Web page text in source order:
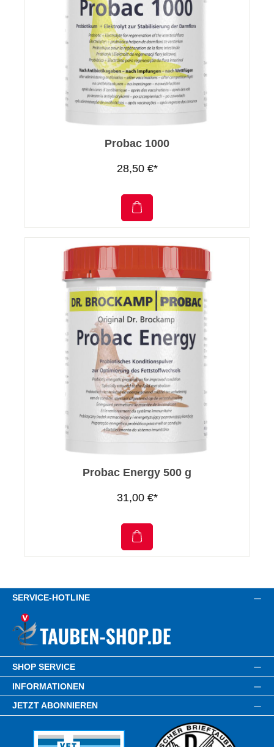
Probac 1000
28,50 €*
Probac Energy 500 g
31,00 €*
SERVICE-HOTLINE
SHOP SERVICE
INFORMATIONEN
JETZT ABONNIEREN